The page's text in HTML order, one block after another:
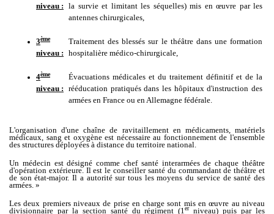
niveau : la survie et limitant les séquelles) mis en œuvre par les
antennes chirurgicales,
3ème
niveau :
Traitement des blessés sur le théâtre dans une formation
hospitalière médico-chirurgicale,
4ème
niveau :
Évacuations médicales et du traitement définitif et de la
rééducation pratiqués dans les hôpitaux d'instruction des
armées en France ou en Allemagne fédérale.
L'organisation d'une chaîne de ravitaillement en médicaments, matériels
médicaux, sang et oxygène est nécessaire au fonctionnement de l'ensemble
des structures déployées à distance du territoire national.
Un médecin est désigné comme chef santé interarmées de chaque théâtre
d'opération extérieure. Il est le conseiller santé du commandant de théâtre et
de son état-major. Il a autorité sur tous les moyens du service de santé des
armées. »
Les deux premiers niveaux de prise en charge sont mis en œuvre au niveau
divisionnaire par la section santé du régiment (1erniveau) puis par les